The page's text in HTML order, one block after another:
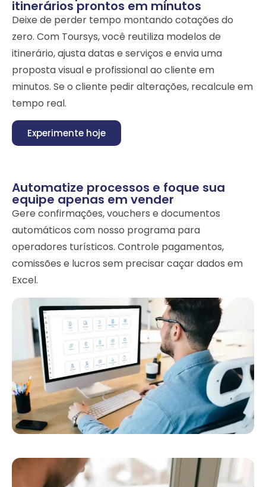
itinerários prontos em minutos
Deixe de perder tempo montando cotações do
zero. Com Toursys, você reutiliza modelos de
itinerário, ajusta datas e serviços e envia uma
proposta visual e profissional ao cliente em
minutos. Se o cliente pedir alterações, recalcule em
tempo real.
Experimente hoje
Automatize processos e foque sua
equipe apenas em vender
Gere confirmações, vouchers e documentos
automáticos com nosso programa para
operadores turísticos. Controle pagamentos,
comissões e lucros sem precisar caçar dados em
Excel.